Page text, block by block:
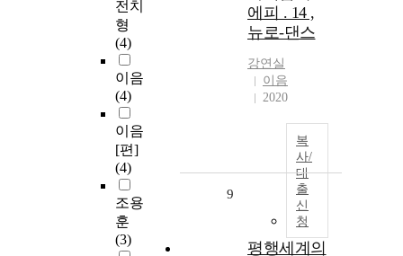
전치
형
(4)
이음
(4)
이음
[편]
(4)
조용
훈
(3)
에피 . 14 ,
뉴로-댄스
강연실
이음
2020
복
사/
대
출
신
청
9
평행세계의